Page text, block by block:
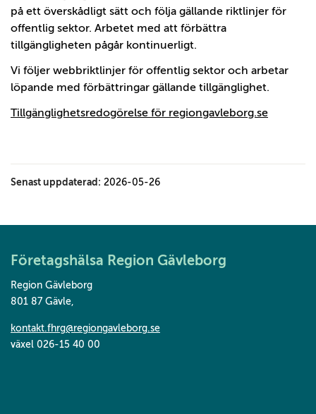
på ett överskådligt sätt och följa gällande riktlinjer för
offentlig sektor. Arbetet med att förbättra
tillgängligheten pågår kontinuerligt.
Vi följer webbriktlinjer för offentlig sektor och arbetar
löpande med förbättringar gällande tillgänglighet.
Tillgänglighetsredogörelse för regiongavleborg.se
Senast uppdaterad: 2026-05-26
Företagshälsa Region Gävleborg
Region Gävleborg
801 87 Gävle,
kontakt.fhrg@regiongavleborg.se
växel 026-15 40 00